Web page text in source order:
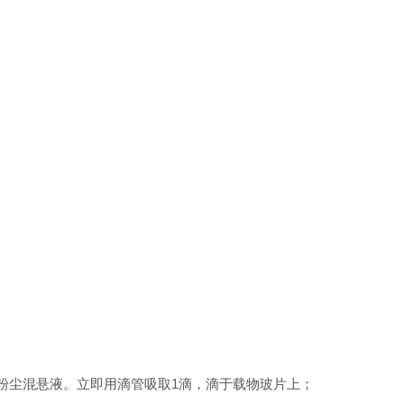
混悬液。立即用滴管吸取1滴，滴于载物玻片上；